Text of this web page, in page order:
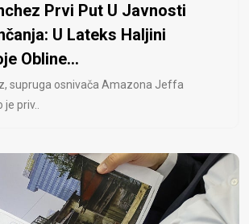
Prvi Put U Javnosti
U Lateks Haljini
Obline...
supruga osnivača Amazona Jeffa
je priv..